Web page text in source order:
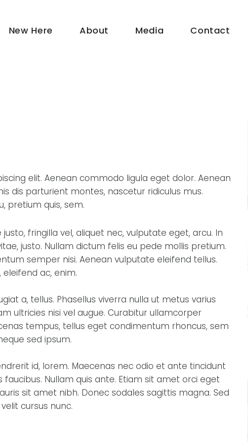
New Here About Media Contact
elit. Aenean commodo ligula eget dolor. Aenean
dis parturient montes, nascetur ridiculus mus.
pretium quis, sem.
fringilla vel, aliquet nec, vulputate eget, arcu. In
justo. Nullam dictum felis eu pede mollis pretium.
semper nisi. Aenean vulputate eleifend tellus.
ac, enim.
a, tellus. Phasellus viverra nulla ut metus varius
ultricies nisi vel augue. Curabitur ullamcorper
tempus, tellus eget condimentum rhoncus, sem
sed ipsum.
id, lorem. Maecenas nec odio et ante tincidunt
Nullam quis ante. Etiam sit amet orci eget
sit amet nibh. Donec sodales sagittis magna. Sed
cursus nunc.